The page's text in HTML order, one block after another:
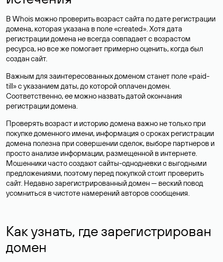
В Whois можно проверить возраст сайта по дате регистрации
домена, которая указана в поле «created». Хотя дата
регистрации домена не всегда совпадает с возрастом
ресурса, но все же помогает примерно оценить, когда был
создан сайт.
Важным для заинтересованных доменом станет поле «paid-
till» с указанием даты, до которой оплачен домен.
Соответственно, ее можно назвать датой окончания
регистрации домена.
Проверять возраст и историю домена важно не только при
покупке доменного имени, информация о сроках регистрации
домена полезна при совершении сделок, выборе партнеров и
просто анализе информации, размещенной в интернете.
Мошенники часто создают сайты-однодневки с выгодными
предложениями, поэтому перед покупкой стоит проверить
сайт. Недавно зарегистрированный домен — веский повод
усомниться в чистоте намерений авторов сообщения.
Как узнать, где зарегистрирован
домен